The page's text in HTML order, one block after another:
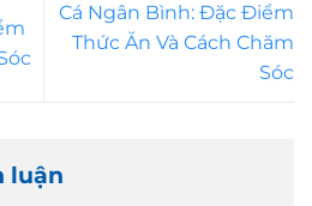
Cá Ngân Bình: Đặc Điểm
Thức Ăn Và Cách Chăm
Sóc
luận